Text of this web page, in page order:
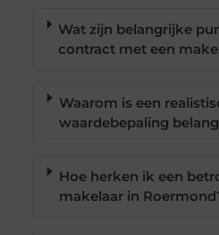
Wat zijn belangrijke
contract met een
Waarom is een
waardebepaling
Hoe herken ik een
makelaar in